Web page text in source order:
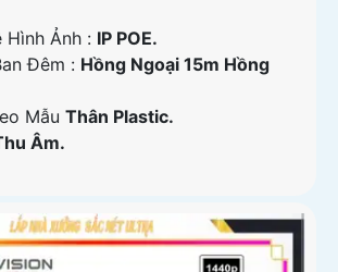
Ảnh : IP POE.
Đêm : Hồng Ngoại 15m Hồng
Mẫu Thân Plastic.
Âm.